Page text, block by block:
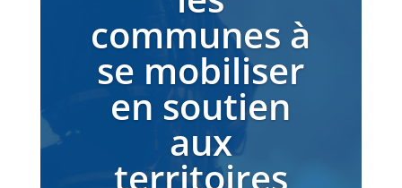
communes à
se mobiliser
en soutien
aux
territoires